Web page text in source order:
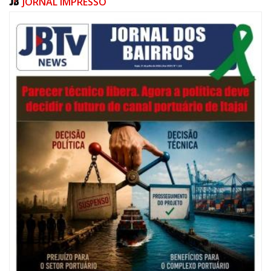
estratégico para fomentar consumo, cultura, saúde e economia em Santa
06/08/2026 | 07:00
Festival de Pesca de Praia vai celebrar o aniversário de Navegantes
ITAJAÍ